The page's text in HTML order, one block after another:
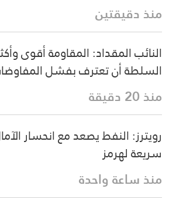
منذ دقيقتين
النائب المقداد: المقاومة أقوى
السلطة أن تعترف بفشل
منذ 20 دقيقة
رويترز: النفط يصعد مع انحسار
سريعة لهرمز
منذ ساعة واحدة